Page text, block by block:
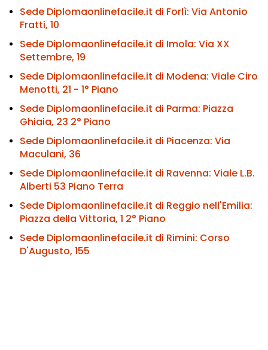
Sede Diplomaonlinefacile.it di Forlì: Via Antonio
Fratti, 10
Sede Diplomaonlinefacile.it di Imola: Via XX
Settembre, 19
Sede Diplomaonlinefacile.it di Modena: Viale Ciro
Menotti, 21 - 1° Piano
Sede Diplomaonlinefacile.it di Parma: Piazza
Ghiaia, 23 2° Piano
Sede Diplomaonlinefacile.it di Piacenza: Via
Maculani, 36
Sede Diplomaonlinefacile.it di Ravenna: Viale L.B.
Alberti 53 Piano Terra
Sede Diplomaonlinefacile.it di Reggio nell'Emilia:
Piazza della Vittoria, 1 2° Piano
Sede Diplomaonlinefacile.it di Rimini: Corso
D'Augusto, 155